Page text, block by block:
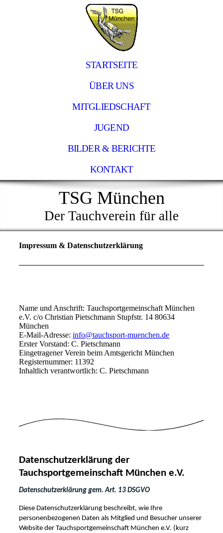
STARTSEITE
ÜBER UNS
MITGLIEDSCHAFT
JUGEND
BILDER & BERICHTE
KONTAKT
TSG München
Der Tauchverein für alle
Impressum & Datenschutzerklärung
Name und Anschrift: Tauchsportgemeinschaft München
e.V. c/o Christian Pietschmann Stupfstr. 14 80634
München
E-Mail-Adresse: info@tauchsport-muenchen.de
Erster Vorstand: C. Pietschmann
Eingetragener Verein beim Amtsgericht München
Registernummer: 11392
Inhaltlich verantwortlich: C. Pietschmann
Datenschutzerklärung der
Tauchsportgemeinschaft München e.V.
Datenschutzerklärung gem. Art. 13 DSGVO
Diese Datenschutzerklärung beschreibt, wie Ihre
personenbezogenen Daten als Mitglied und Besucher unserer
Website der Tauchsportgemeinschaft München e.V. (kurz